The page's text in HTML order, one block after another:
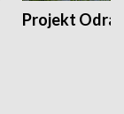
Projekt Odra